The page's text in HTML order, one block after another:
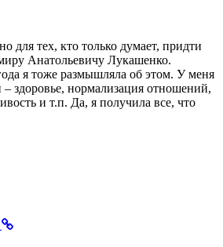
для тех, кто только думает, придти
Анатольевичу Лукашенко.
я тоже размышляла об этом. У меня
здоровье, нормализация отношений,
и т.п. Да, я получила все, что